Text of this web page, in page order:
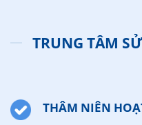
TRUNG TÂM
THÂM NIÊN